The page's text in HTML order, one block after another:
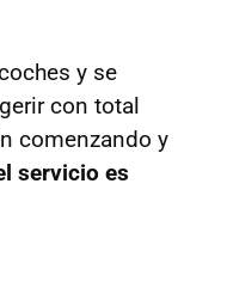
y se
con total
comenzando y
servicio es